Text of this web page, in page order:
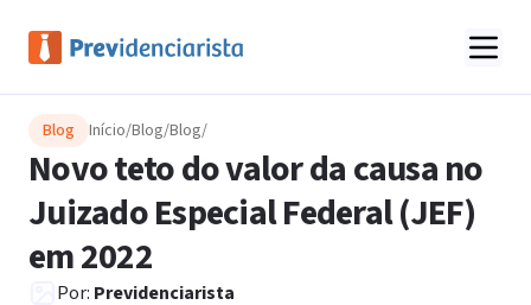
Blog Início/Blog/Blog/
Novo teto do valor da causa no
Juizado Especial Federal (JEF)
em 2022
Por: Previdenciarista